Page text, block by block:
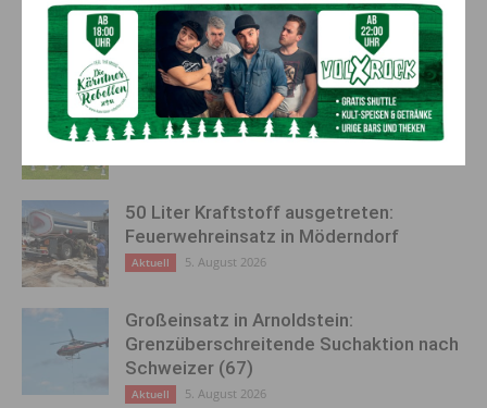
AKTUELLES
Kirchtag in St. Lorenzen
Aktuell 6. August 2026
50 Liter Kraftstoff ausgetreten:
Feuerwehreinsatz in Möderndorf
Aktuell 5. August 2026
Großeinsatz in Arnoldstein:
Grenzüberschreitende Suchaktion nach
Schweizer (67)
Aktuell 5. August 2026